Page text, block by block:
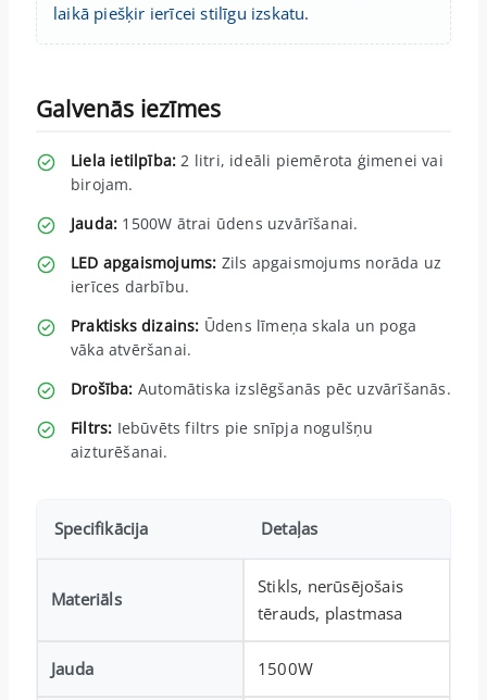
laikā piešķir ierīcei stilīgu izskatu.
Galvenās iezīmes
Liela ietilpība: 2 litri, ideāli piemērota ģimenei vai
birojam.
Jauda: 1500W ātrai ūdens uzvārīšanai.
LED apgaismojums: Zils apgaismojums norāda uz
ierīces darbību.
Praktisks dizains: Ūdens līmeņa skala un poga
vāka atvēršanai.
Drošība: Automātiska izslēgšanās pēc uzvārīšanās.
Filtrs: Iebūvēts filtrs pie snīpja nogulšņu
aizturēšanai.
Specifikācija Detaļas
Materiāls
Stikls, nerūsējošais
tērauds, plastmasa
Jauda 1500W